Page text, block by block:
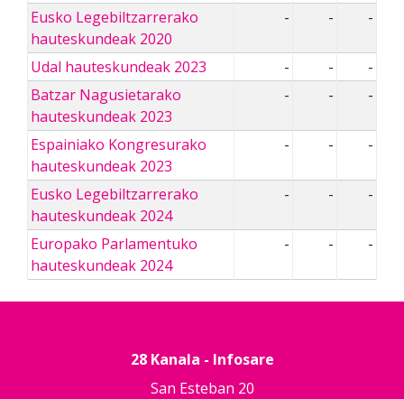
Eusko Legebiltzarrerako
hauteskundeak 2020
- - -
Udal hauteskundeak 2023 - -
-
Batzar Nagusietarako
hauteskundeak 2023
- - -
Espainiako Kongresurako
hauteskundeak 2023
- - -
Eusko Legebiltzarrerako
hauteskundeak 2024
- - -
Europako Parlamentuko
hauteskundeak 2024
- - -
28 Kanala - Infosare
San Esteban 20